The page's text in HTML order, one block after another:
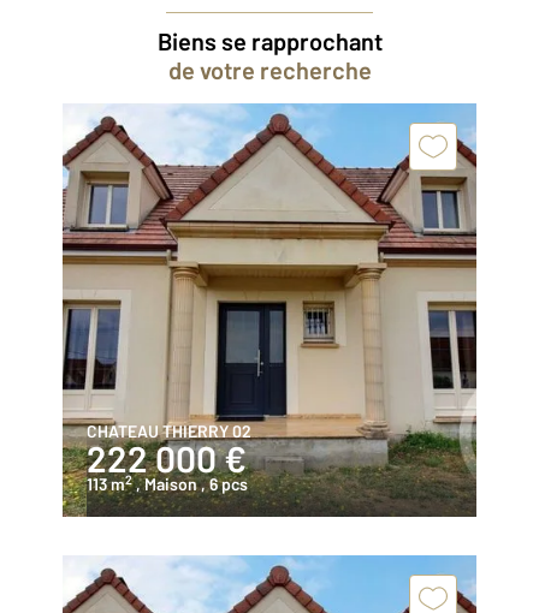
Biens se rapprochant
de votre recherche
CHATEAU THIERRY 02
222 000 €
113 m2 , Maison, 6 pcs